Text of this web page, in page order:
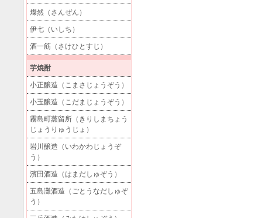
燦然（さんぜん）
伊七（いしち）
酒一筋（さけひとすじ）
芋焼酎
小正醸造（こまさじょうぞう）
小玉醸造（こだまじょうぞう）
霧島町蒸留所（きりしまちょう
じょうりゅうじょ）
岩川醸造（いわかわじょうぞ
う）
濱田酒造（はまだしゅぞう）
五島灘酒造（ごとうなだしゅぞ
う）